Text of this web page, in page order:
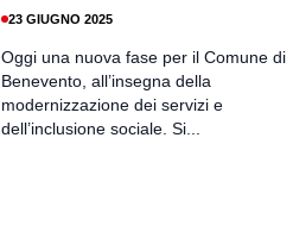
23 GIUGNO 2025
Oggi una nuova fase per il Comune di
Benevento, all’insegna della
modernizzazione dei servizi e
dell’inclusione sociale. Si...